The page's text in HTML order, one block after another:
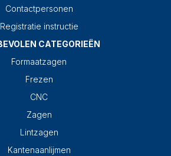
Contactpersonen
Registratie instructie
CATEGORIEËN
Formaatzagen
Frezen
CNC
Zagen
Lintzagen
Kantenaanlijmen